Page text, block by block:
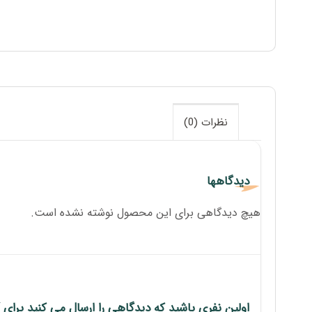
نظرات (0)
دیدگاهها
هیچ دیدگاهی برای این محصول نوشته نشده است.
اولین نفری باشید که دیدگاهی را ارسال می کنید برای